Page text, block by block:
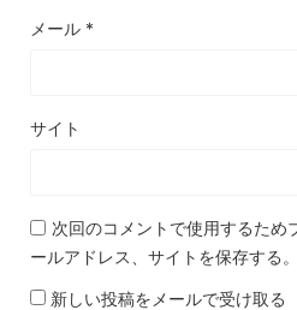
メール *
サイト
次回のコメントで使用するため
ールアドレス、サイトを保存する。
新しい投稿をメールで受け取る